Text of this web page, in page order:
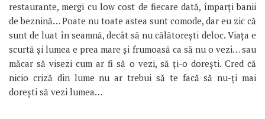
restaurante, mergi cu low cost de fiecare dată, împarți banii
de beznină… Poate nu toate astea sunt comode, dar eu zic că
sunt de luat în seamnă, decât să nu călătorești deloc. Viața e
scurtă și lumea e prea mare și frumoasă ca să nu o vezi… sau
măcar să visezi cum ar fi să o vezi, să ți-o dorești. Cred că
nicio criză din lume nu ar trebui să te facă să nu-ți mai
dorești să vezi lumea…